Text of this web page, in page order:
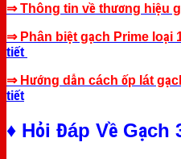
⇒ Thông tin về thương hiệu
⇒ Phân biệt gạch Prime loại
tiết
⇒ Hướng dẫn cách ốp lát
tiết
♦ Hỏi Đáp Về Gạch